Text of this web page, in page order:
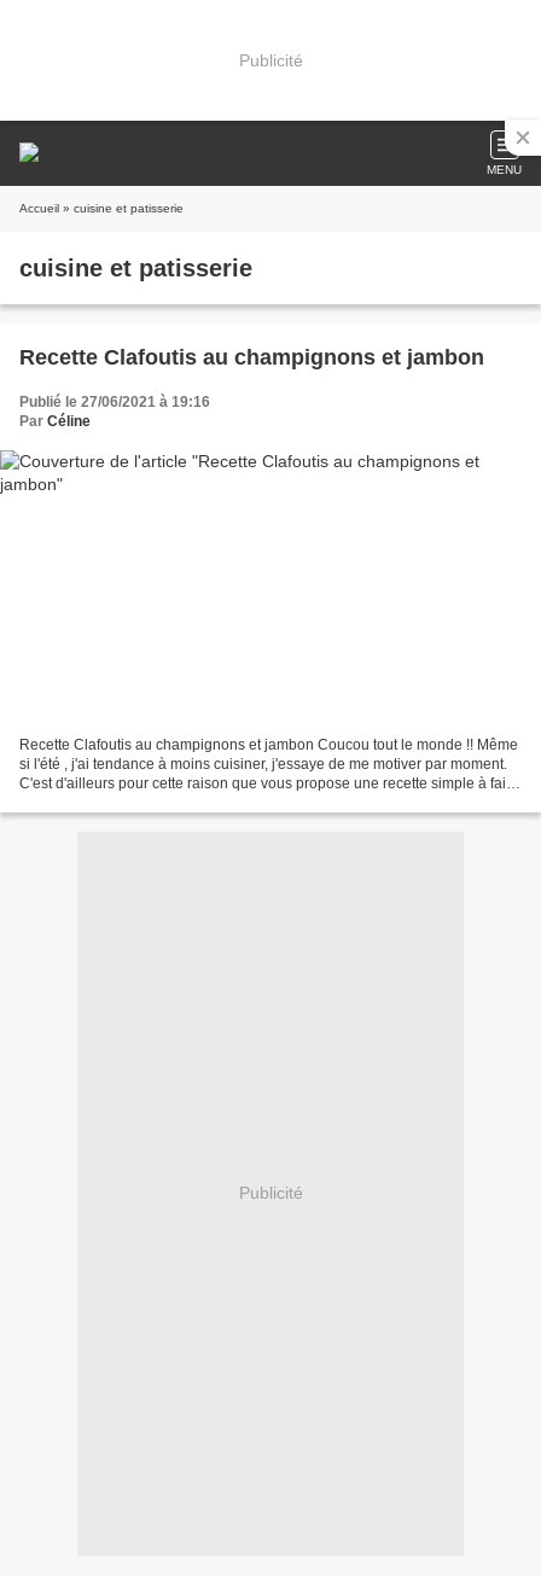
Publicité
MENU
Accueil » cuisine et patisserie
cuisine et patisserie
Recette Clafoutis au champignons et jambon
Publié le 27/06/2021 à 19:16
Par Céline
Recette Clafoutis au champignons et jambon Coucou tout le monde !! Même
si l'été , j'ai tendance à moins cuisiner, j'essaye de me motiver par moment.
C'est d'ailleurs pour cette raison que vous propose une recette simple à faire
Publicité